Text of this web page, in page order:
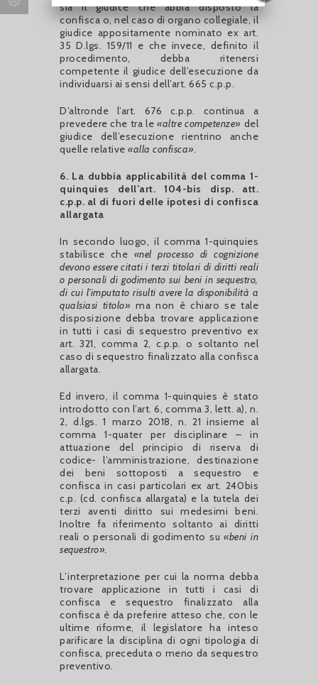
sia il giudice che abbia disposto la
confisca o, nel caso di organo collegiale, il
giudice appositamente nominato ex art.
35 D.lgs. 159/11 e che invece, definito il
procedimento, debba ritenersi
competente il giudice dell’esecuzione da
individuarsi ai sensi dell’art. 665 c.p.p.
D’altronde l’art. 676 c.p.p. continua a
prevedere che tra le«altre competenze» del
giudice dell’esecuzione rientrino anche
quelle relative «alla confisca».
6. La dubbia applicabilità del comma 1-
quinquies dell’art. 104-bis disp. att.
c.p.p. al di fuori delle ipotesi di confisca
allargata
In secondo luogo, il comma 1-quinquies
stabilisce che «nel processo di cognizione
devono essere citati i terzi titolari di diritti reali
o personali di godimento sui beni in sequestro,
di cui l’imputato risulti avere la disponibilità a
qualsiasi titolo» ma non è chiaro se tale
disposizione debba trovare applicazione
in tutti i casi di sequestro preventivo ex
art. 321, comma 2, c.p.p. o soltanto nel
caso di sequestro finalizzato alla confisca
allargata.
Ed invero, il comma 1-quinquies è stato
introdotto con l’art. 6, comma 3, lett. a), n.
2, d.lgs. 1 marzo 2018, n. 21 insieme al
comma 1-quater per disciplinare – in
attuazione del principio di riserva di
codice- l’amministrazione, destinazione
dei beni sottoposti a sequestro e
confisca in casi particolari ex art. 240bis
c.p. (cd. confisca allargata) e la tutela dei
terzi aventi diritto sui medesimi beni.
Inoltre fa riferimento soltanto ai diritti
reali o personali di godimento su«beni in
sequestro».
L’interpretazione per cui la norma debba
trovare applicazione in tutti i casi di
confisca e sequestro finalizzato alla
confisca è da preferire atteso che, con le
ultime riforme, il legislatore ha inteso
parificare la disciplina di ogni tipologia di
confisca, preceduta o meno da sequestro
preventivo.